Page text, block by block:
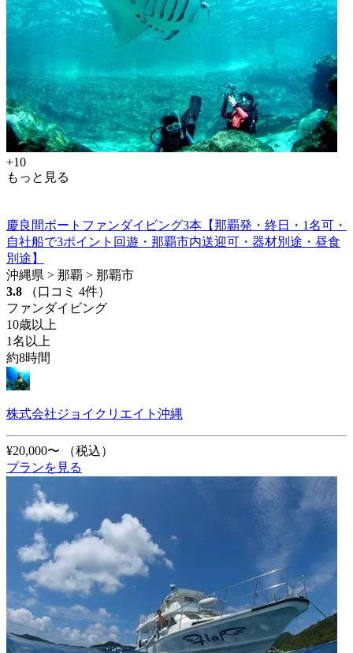
+10
もっと見る
慶良間ボートファンダイビング3本【那覇発・終日・1名可・
自社船で3ポイント回遊・那覇市内送迎可・器材別途・昼食
別途】
沖縄県 > 那覇 > 那覇市
3.8
（口コミ 4件）
ファンダイビング
10歳以上
1名以上
約8時間
株式会社ジョイクリエイト沖縄
¥20,000〜
（税込）
プランを見る